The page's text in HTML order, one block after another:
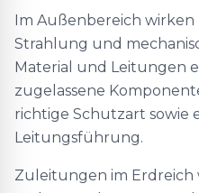
Im Außenbereich wirken
Strahlung und
Material und Leitungen
zugelassene
richtige Schutzart sowie
Leitungsführung.
Zuleitungen im